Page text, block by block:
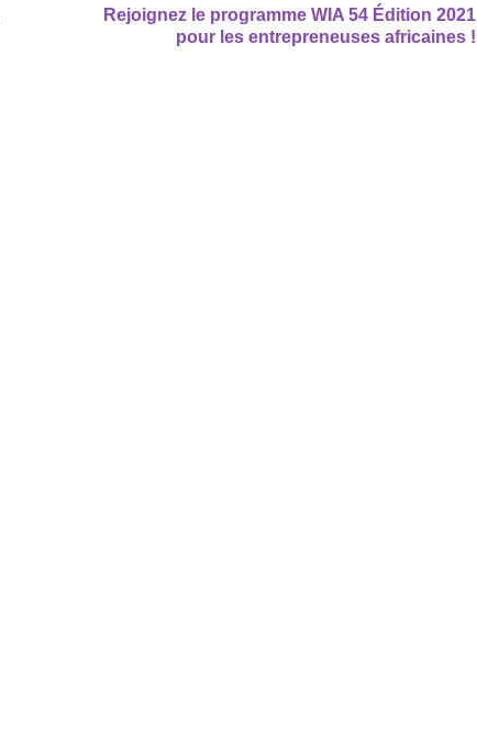
Rejoignez le programme WIA 54 Édition 2021
pour les entrepreneuses africaines !